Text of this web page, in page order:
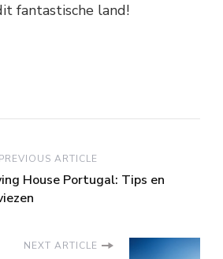
fantastische land!
PREVIOUS ARTICLE
House Portugal: Tips en
NEXT ARTICLE